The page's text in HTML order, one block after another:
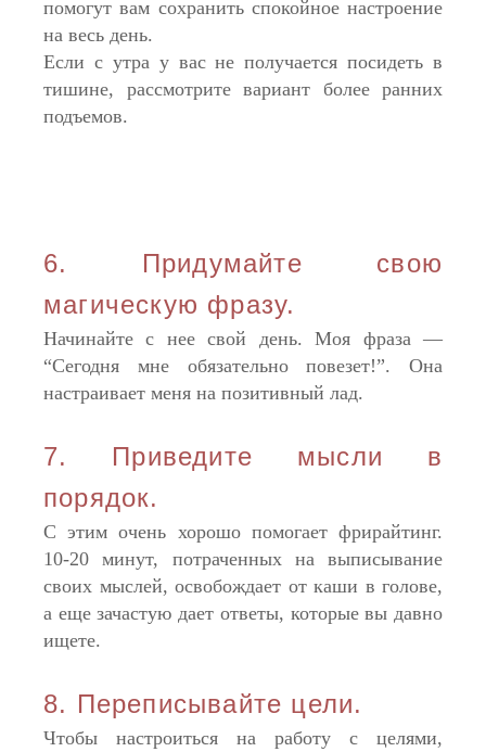
помогут вам сохранить спокойное настроение
на весь день.
Если с утра у вас не получается посидеть в
тишине, рассмотрите вариант более ранних
подъемов.
6. Придумайте свою
магическую фразу.
Начинайте с нее свой день. Моя фраза —
“Сегодня мне обязательно повезет!”. Она
настраивает меня на позитивный лад.
7. Приведите мысли в
порядок.
С этим очень хорошо помогает фрирайтинг.
10-20 минут, потраченных на выписывание
своих мыслей, освобождает от каши в голове,
а еще зачастую дает ответы, которые вы давно
ищете.
8. Переписывайте цели.
Чтобы настроиться на работу с целями,